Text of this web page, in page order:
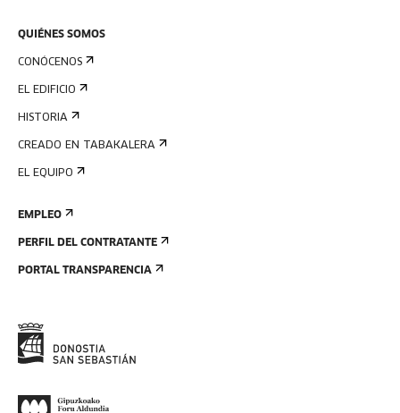
QUIÉNES SOMOS
CONÓCENOS
EL EDIFICIO
HISTORIA
CREADO EN TABAKALERA
EL EQUIPO
EMPLEO
PERFIL DEL CONTRATANTE
PORTAL TRANSPARENCIA